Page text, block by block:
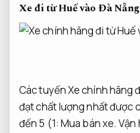
Xe đi từ Huế vào Đà Nẵng
Các tuyến Xe chính hãng
đạt chất lượng nhất được
đến 5 (1: Mua bán xe. Vận